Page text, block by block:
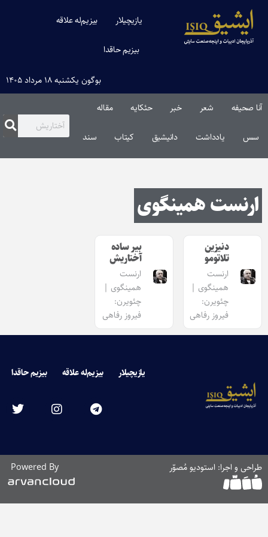
یازیچیلار بیزیم‌له علاقه
بیزیم حاقدا
بوگون یکشنبه ۱۸ مرداد ۱۴۰۵
آنا صحیفه شعر خبر حئکایه مقاله‌
سس یادداشت دانیشیق کیتاب سند
ارنست همینگوی
دنیزین
تلاتومو
ارنست
همینگوی |
چئویرن:
فیروز رفاهی
بیر ساده
آختاریش
ارنست
همینگوی |
چئویرن:
فیروز رفاهی
یازیچیلار بیزیم‌له علاقه بیزیم حاقدا
طراحی و اجرا: استودیو مُصوّر Powered By